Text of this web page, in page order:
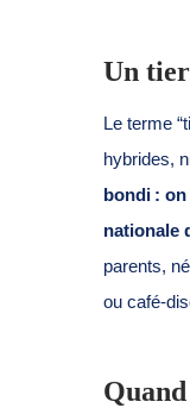
Un
Le terme
hybrides,
bondi :
nationale
parents,
ou café-